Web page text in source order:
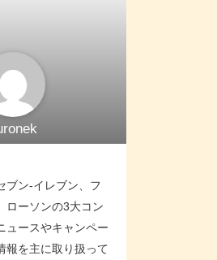
ブン-イレブン、フ
ローソンの3大コン
ュースやキャンペー
報を主に取り扱って